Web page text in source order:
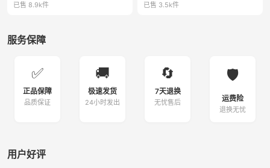
已售 8.9k件 已售 3.5k件
服务保障
✅
正品保障
品质保证
🚚
极速发货
24小时发出
🔄
7天退换
无忧售后
🛡️
运费险
退换无忧
用户好评